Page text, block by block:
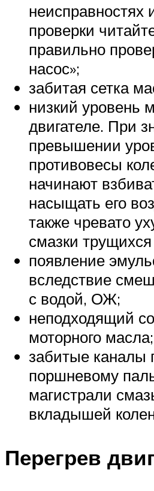
неисправностях
проверки
правильно
насос»;
забитая сетка
низкий уровень
двигателе. При
превышении
противовесы
начинают
насыщать его
также чревато
смазки
появление
вследствие
с водой, ОЖ;
неподходящий
моторного масла;
забитые каналы
поршневому
магистрали
вкладышей
Перегрев